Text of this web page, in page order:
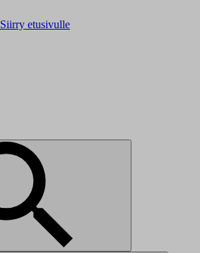
Siirry etusivulle